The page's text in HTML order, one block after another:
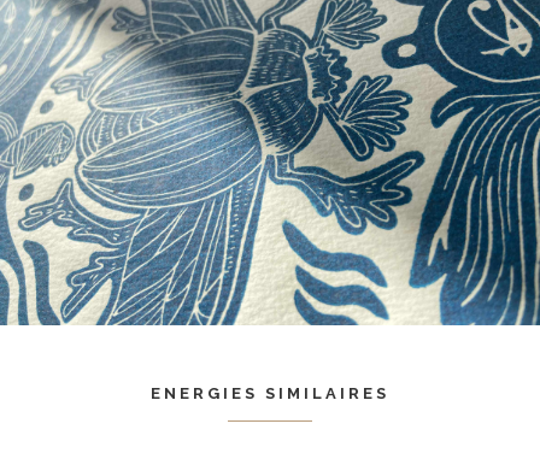
ENERGIES SIMILAIRES